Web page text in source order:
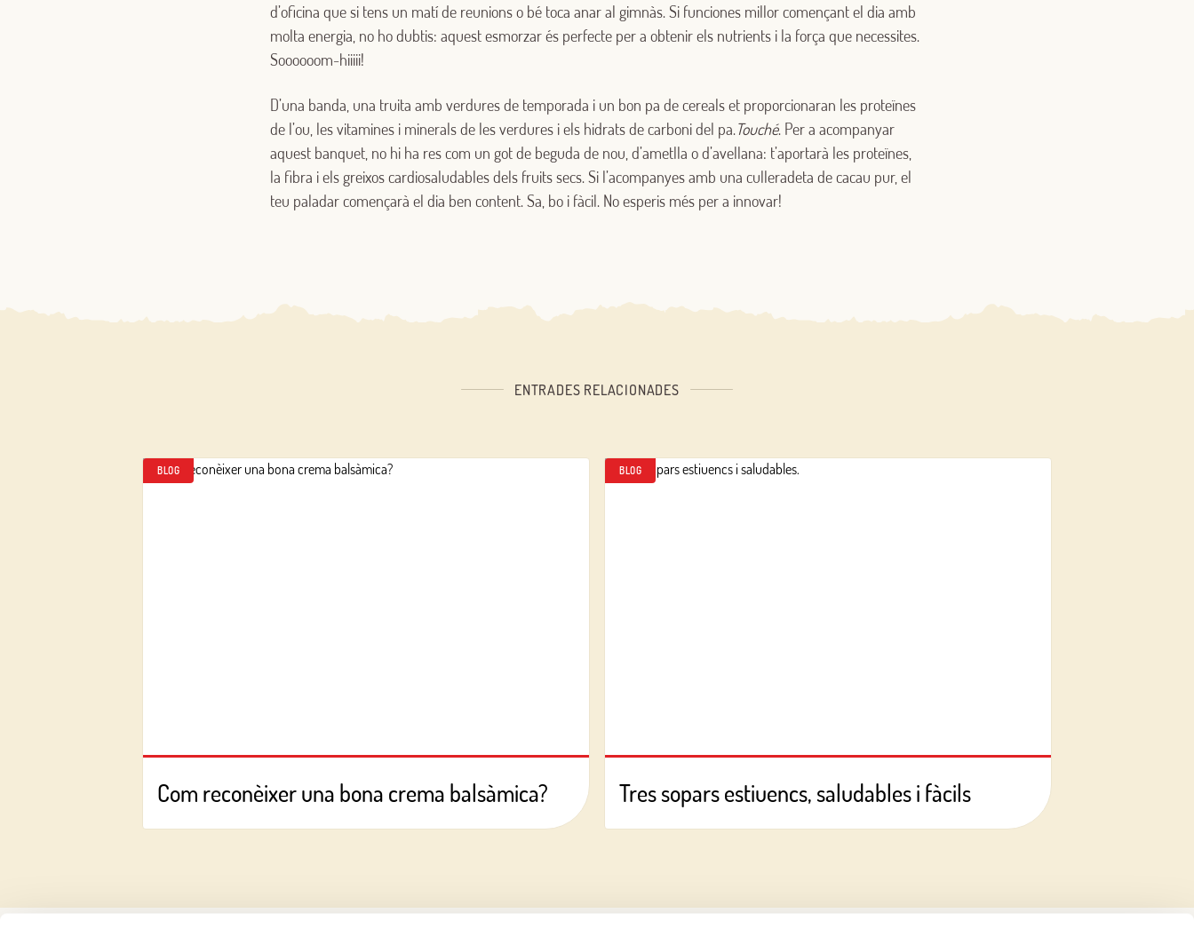
d’oficina que si tens un matí de reunions o bé toca anar al gimnàs. Si funciones millor començant el dia amb
molta energia, no ho dubtis: aquest esmorzar és perfecte per a obtenir els nutrients i la força que necessites.
Soooooom-hiiiii!
D’una banda, una truita amb verdures de temporada i un bon pa de cereals et proporcionaran les proteïnes
de l’ou, les vitamines i minerals de les verdures i els hidrats de carboni del pa.Touché. Per a acompanyar
aquest banquet, no hi ha res com un got de beguda de nou, d’ametlla o d’avellana: t’aportarà les proteïnes,
la fibra i els greixos cardiosaludables dels fruits secs. Si l’acompanyes amb una culleradeta de cacau pur, el
teu paladar començarà el dia ben content. Sa, bo i fàcil. No esperis més per a innovar!
ENTRADES RELACIONADES
BLOG
Com reconèixer una bona crema balsàmica?
BLOG
Tres sopars estiuencs, saludables i fàcils
Inicia sessió amb Facebook
Correu electrònic
Inicia sessió